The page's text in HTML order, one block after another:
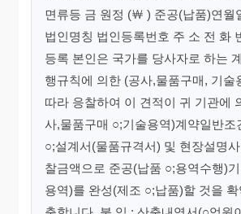
면류등 금 원정 (￦ ) 준공(납품)연월
법인명칭 법인등록번호 주 소 전 화
등록 본인은 국가를 당사자로 하는
행규칙에 의한 (공사,물품구매, 기술
따라 응찰하여 이 견적이 귀 기관에
사,물품구매 ○;기술용역)계약일반조
○;설계서(물품규격서) 및 현장설명
찰금액으로 준공(납품 ○;용역수행)
용역)를 완성(제조 ○;납품)할 것을